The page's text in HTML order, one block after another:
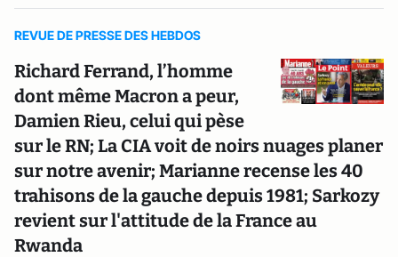
REVUE DE PRESSE DES HEBDOS
Richard Ferrand, l’homme
dont même Macron a peur,
Damien Rieu, celui qui pèse
sur le RN; La CIA voit de noirs nuages planer
sur notre avenir; Marianne recense les 40
trahisons de la gauche depuis 1981; Sarkozy
revient sur l'attitude de la France au
Rwanda